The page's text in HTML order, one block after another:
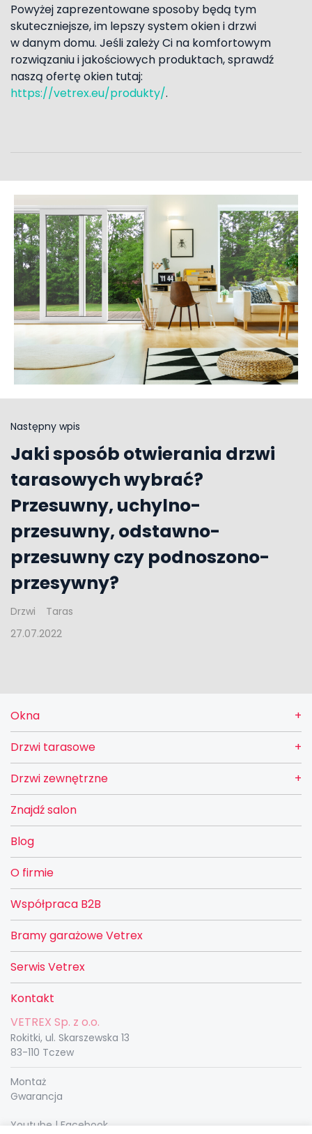
Powyżej zaprezentowane sposoby będą tym
skuteczniejsze, im lepszy system okien i drzwi
w danym domu. Jeśli zależy Ci na komfortowym
rozwiązaniu i jakościowych produktach, sprawdź
naszą ofertę okien tutaj:
https://vetrex.eu/produkty/.
Następny wpis
Jaki sposób otwierania drzwi
tarasowych wybrać?
Przesuwny, uchylno-
przesuwny, odstawno-
przesuwny czy podnoszono-
przesywny?
Drzwi
Taras
27.07.2022
Okna
Drzwi tarasowe
Drzwi zewnętrzne
Znajdź salon
Blog
O firmie
Współpraca B2B
Bramy garażowe Vetrex
Serwis Vetrex
Kontakt
VETREX Sp. z o.o.
Rokitki, ul. Skarszewska 13
83-110 Tczew
Montaż
Gwarancja
Youtube | Facebook